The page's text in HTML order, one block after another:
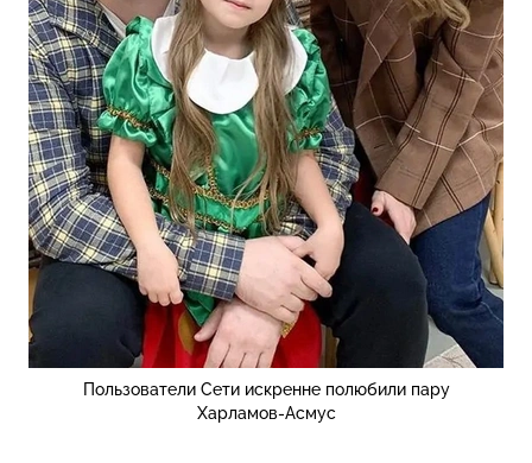
Пользователи Сети искренне полюбили пару
Харламов-Асмус